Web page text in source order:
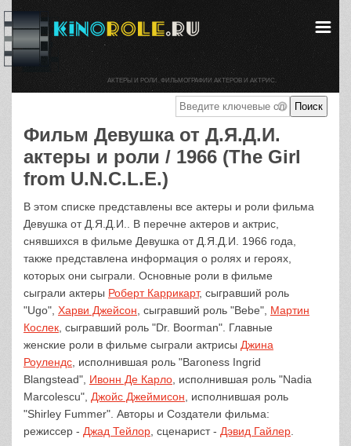
Фильм Девушка от Д.Я.Д.И.
актеры и роли / 1966 (The Girl
from U.N.C.L.E.)
В этом списке представлены все актеры и роли фильма
Девушка от Д.Я.Д.И.. В перечне актеров и актрис,
снявшихся в фильме Девушка от Д.Я.Д.И. 1966 года,
также представлена информация о ролях и героях,
которых они сыграли. Основные роли в фильме
сыграли актеры Роберт Каррикарт, сыгравший роль
"Ugo", Харви Джейсон , сыгравший роль "Bebe", Мартин
Кослек , сыгравший роль "Dr. Boorman". Главные
женские роли в фильме сыграли актрисы Джина
Роулендс , исполнившая роль "Baroness Ingrid
Blangstead", Ивонн Де Карло , исполнившая роль "Nadia
Marcolescu", Джойс Джеймисон , исполнившая роль
"Shirley Fummer". Авторы и Создатели фильма:
режиссер - Джад Тейлор , сценарист - Дэвид Гайлер
АКТЕРЫ И РОЛИ. ФИЛЬМОГРАФИИ АКТЕРОВ И АКТРИС.